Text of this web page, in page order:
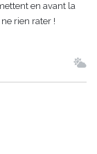
en avant la
rien rater !